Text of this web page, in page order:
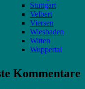
Stuttgart
Velbert
Viersen
Wiesbaden
Witten
Wuppertal
Kommentare